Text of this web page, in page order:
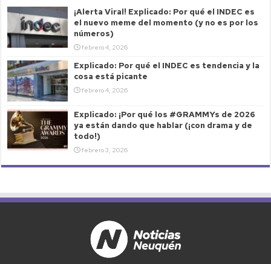
¡Alerta Viral! Explicado: Por qué el INDEC es
el nuevo meme del momento (y no es por los
números)
febrero 4, 2026
Explicado: Por qué el INDEC es tendencia y la
cosa está picante
febrero 4, 2026
Explicado: ¡Por qué los #GRAMMYs de 2026
ya están dando que hablar (¡con drama y de
todo!)
febrero 3, 2026